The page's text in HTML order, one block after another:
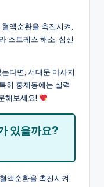
액순환을 촉진시켜,
스트레스 해소, 심신
다면, 서대문 마사지
특히 홍제동에는 실력
해보세요!
있을까요?
액순환을 촉진시켜,